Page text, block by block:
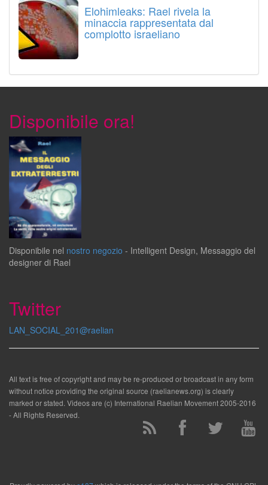
Elohimleaks: Rael rivela la
minaccia rappresentata dal
complotto israeliano
Disponibile ora!
Disponibile nel nostro negozio - Intelligent Design, Messaggio del
designer di Rael
Twitter
LAN_SOCIAL_201@raelian
All text is free of copyright and may be re-produced or broadcast in any form
without notice providing the original source (raelianews.org) is clearly
marked or stated. Videos are (c) International Raelian Movement 2005-2016
- All Rights Reserved.